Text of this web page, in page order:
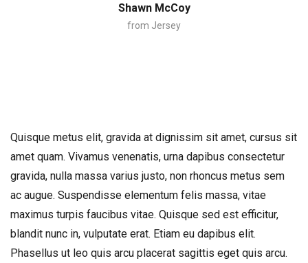
Shawn McCoy
from Jersey
Quisque metus elit, gravida at dignissim sit amet, cursus sit
amet quam. Vivamus venenatis, urna dapibus consectetur
gravida, nulla massa varius justo, non rhoncus metus sem
ac augue. Suspendisse elementum felis massa, vitae
maximus turpis faucibus vitae. Quisque sed est efficitur,
blandit nunc in, vulputate erat. Etiam eu dapibus elit.
Phasellus ut leo quis arcu placerat sagittis eget quis arcu.